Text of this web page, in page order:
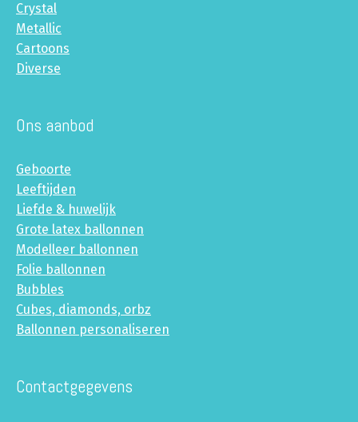
Crystal
Metallic
Cartoons
Diverse
Ons aanbod
Geboorte
Leeftijden
Liefde & huwelijk
Grote latex ballonnen
Modelleer ballonnen
Folie ballonnen
Bubbles
Cubes, diamonds, orbz
Ballonnen personaliseren
Contactgegevens